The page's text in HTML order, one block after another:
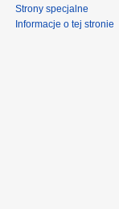
Strony specjalne
Informacje o tej stronie